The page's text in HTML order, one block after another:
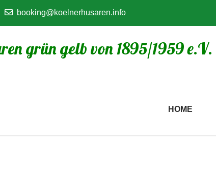
booking@koelnerhusaren.info
grün gelb von 1895/1959 e.V.
HOME